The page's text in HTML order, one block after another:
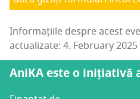
Informațiile despre acest
actualizate: 4. February 2025
AniKA este o inițiativă